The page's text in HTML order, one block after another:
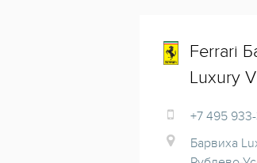
Ferrari
Luxury
+7 495
Барвиха